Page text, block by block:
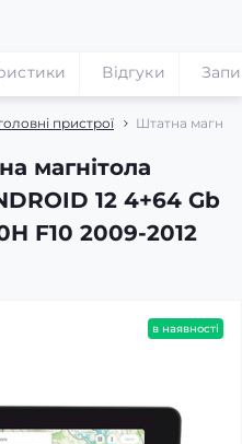
пристрої Штатна
магнітола
12 4+64 Gb
F10 2009-2012
Відгуки
в наявності